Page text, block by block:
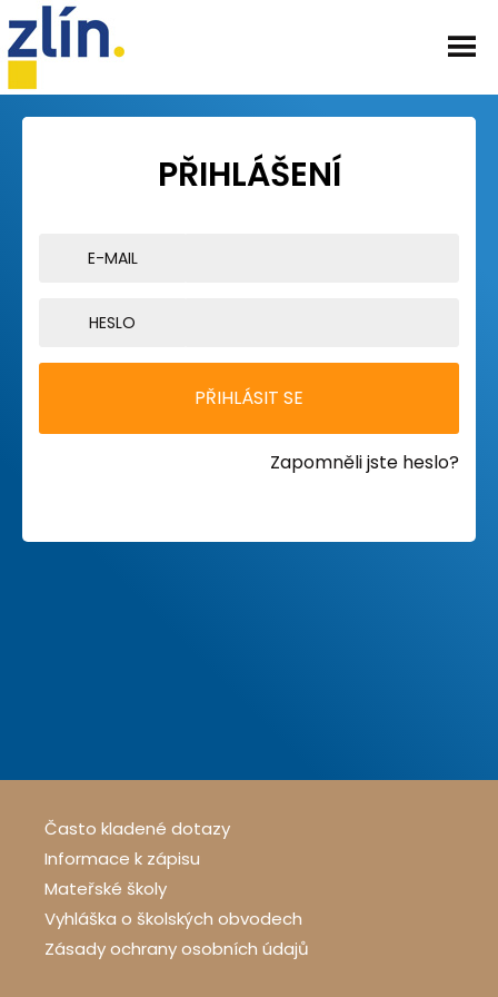
PŘIHLÁŠENÍ
E-MAIL
HESLO
Zapomněli jste heslo?
Často kladené dotazy
Informace k zápisu
Mateřské školy
Vyhláška o školských obvodech
Zásady ochrany osobních údajů